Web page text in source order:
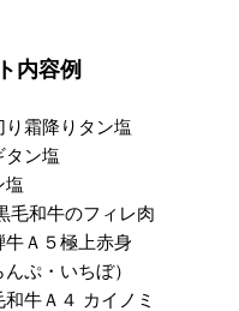
内容例
り霜降りタン塩
タン塩
塩
毛和牛のフィレ肉
牛Ａ５極上赤身
んぷ・いちぼ）
和牛Ａ４ カイノミ